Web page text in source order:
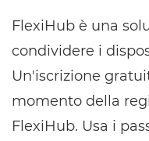
FlexiHub è una
condividere i
Un'iscrizione
momento della
FlexiHub. Usa i